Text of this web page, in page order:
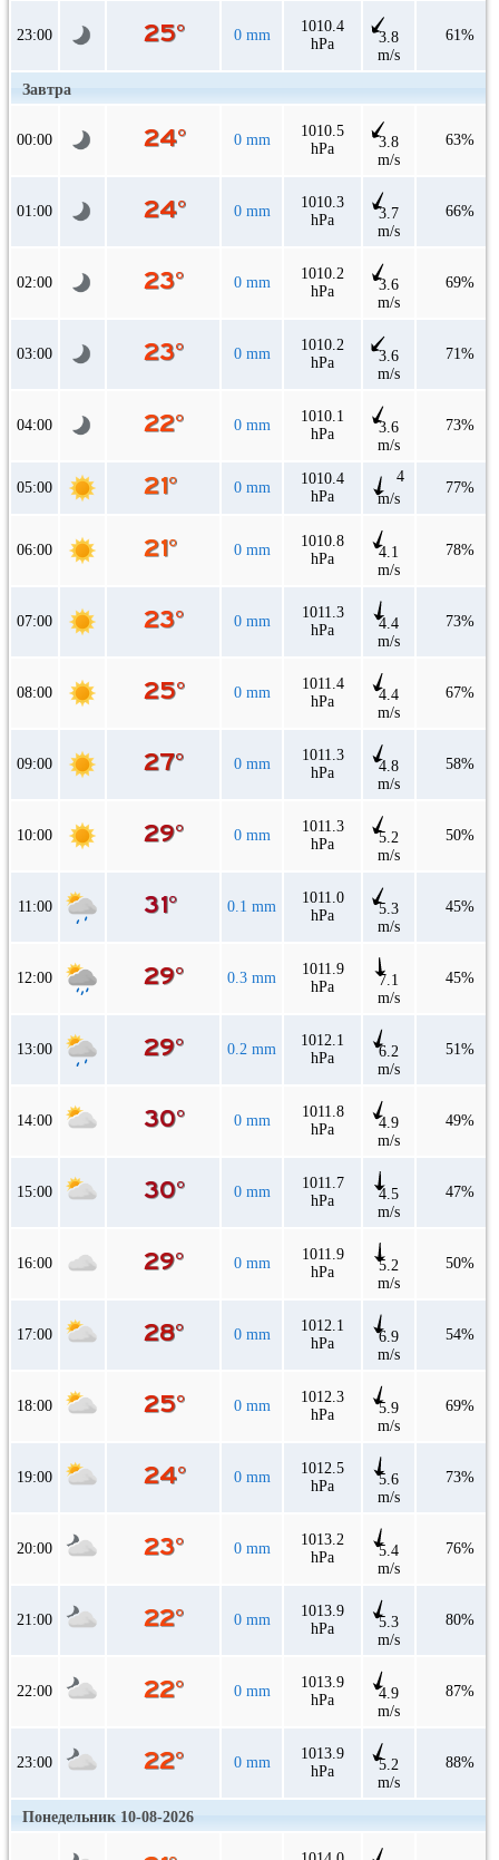
23:00 0 mm
1010.4
hPa
3.8
m/s
61%
Завтра
00:00 0 mm
1010.5
hPa
3.8
m/s
63%
01:00 0 mm
1010.3
hPa
3.7
m/s
66%
02:00 0 mm
1010.2
hPa
3.6
m/s
69%
03:00 0 mm
1010.2
hPa
3.6
m/s
71%
04:00 0 mm
1010.1
hPa
3.6
m/s
73%
05:00 0 mm
1010.4
hPa
4
m/s
77%
06:00 0 mm
1010.8
hPa
4.1
m/s
78%
07:00 0 mm
1011.3
hPa
4.4
m/s
73%
08:00 0 mm
1011.4
hPa
4.4
m/s
67%
09:00 0 mm
1011.3
hPa
4.8
m/s
58%
10:00 0 mm
1011.3
hPa
5.2
m/s
50%
11:00 0.1 mm
1011.0
hPa
5.3
m/s
45%
12:00 0.3 mm
1011.9
hPa
7.1
m/s
45%
13:00 0.2 mm
1012.1
hPa
6.2
m/s
51%
14:00 0 mm
1011.8
hPa
4.9
m/s
49%
15:00 0 mm
1011.7
hPa
4.5
m/s
47%
16:00 0 mm
1011.9
hPa
5.2
m/s
50%
17:00 0 mm
1012.1
hPa
6.9
m/s
54%
18:00 0 mm
1012.3
hPa
5.9
m/s
69%
19:00 0 mm
1012.5
hPa
5.6
m/s
73%
20:00 0 mm
1013.2
hPa
5.4
m/s
76%
21:00 0 mm
1013.9
hPa
5.3
m/s
80%
22:00 0 mm
1013.9
hPa
4.9
m/s
87%
23:00 0 mm
1013.9
hPa
5.2
m/s
88%
Понедельник 10-08-2026